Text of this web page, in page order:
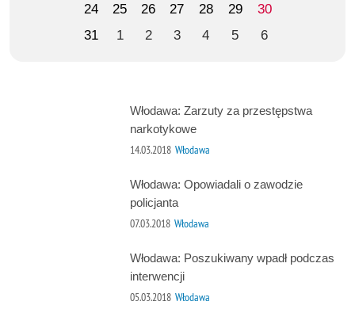
24
25 26 27 28 29
30
31
1 2 3 4 5 6
Włodawa: Zarzuty za przestępstwa
narkotykowe
14.03.2018 Włodawa
Włodawa: Opowiadali o zawodzie
policjanta
07.03.2018 Włodawa
Włodawa: Poszukiwany wpadł podczas
interwencji
05.03.2018 Włodawa